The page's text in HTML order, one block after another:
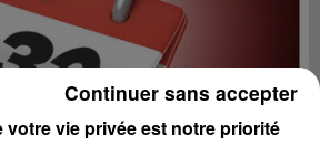
votre vie privée est notre priorité
Continuer sans accepter